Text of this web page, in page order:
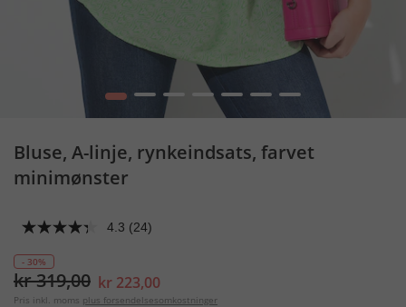
1 2 3 5 6 7
Bluse, A-linje, rynkeindsats, farvet
minimønster
4.3 (24)
- 30%
kr 319,00 kr 223,00
Pris inkl. moms plus forsendelsesomkostninger